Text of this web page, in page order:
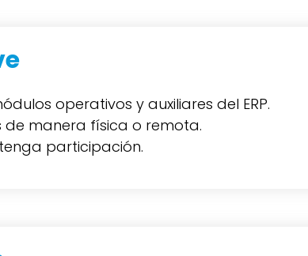
operativos y auxiliares del ERP.
manera física o remota.
participación.